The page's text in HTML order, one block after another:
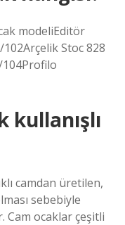
modeliEditör
102Arçelik Stoc 828
104Profilo
kullanışlı
camdan üretilen,
sebebiyle
ocaklar çeşitli